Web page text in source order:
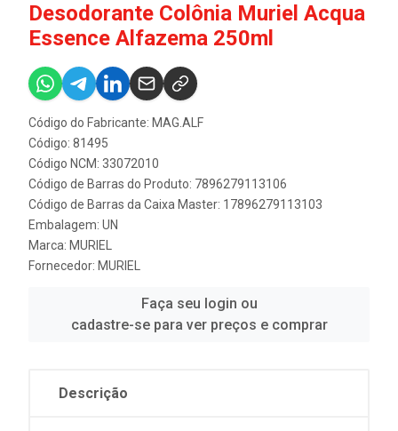
Desodorante Colônia Muriel Acqua
Essence Alfazema 250ml
Código do Fabricante: MAG.ALF
Código: 81495
Código NCM: 33072010
Código de Barras do Produto: 7896279113106
Código de Barras da Caixa Master: 17896279113103
Embalagem: UN
Marca: MURIEL
Fornecedor: MURIEL
Faça seu login ou
cadastre-se para ver preços e comprar
Descrição